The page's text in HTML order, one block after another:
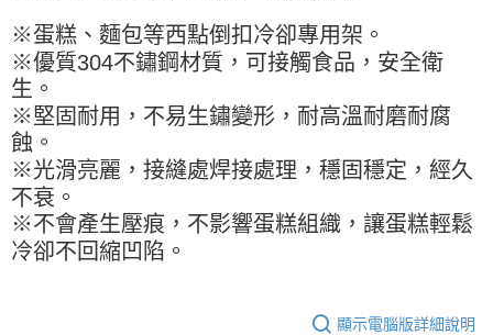
【「AFTEE先享後付」結帳流程】
１．於結帳方式選擇「AFTEE先享後付」後，將跳轉至「AFTEE先享後付」
結帳頁面，進行簡訊認證並確認金額後，即可完成結帳。
２．訂單成立數日內，您將收到繳費通知簡訊。
３．收到繳費通知簡訊後14天內，點擊此簡訊中的連結，可透過四大超商／
ATM／網路銀行／等多元方式進行付款，方視為交易完成。
※ 請注意：結帳手續完成當下不需立刻繳費，但若您需要取消訂單，請聯絡
購買商品的店家。未經商家同意取消之訂單仍視為有效，需透過AFTEE先享
後付繳納相關費用。
※ 交易是否成功請以「AFTEE先享後付 」之結帳頁面顯示為準，若有關於
是否繳費成功／繳費後需取消欲退款等相關疑問，請聯繫「AFTEE先享後付
客戶支援中心」https://netprotections.freshdesk.com/support/home
１．透過由恩沛科技股份有限公司提供之「AFTEE先享後付」服務完成之交
kg
每筆NT$90，滿NT$990(含以上)免運費
付款後全家取貨-重量限制含紙箱10kg，請控制商品重量在9~
9.5kg
每筆NT$90，滿NT$990(含以上)免運費
7-11取貨付款-重量限制含紙箱10kg，請控制商品重量在9~9.5
kg
每筆NT$90，滿NT$990(含以上)免運費
※蛋糕、麵包等西點倒扣冷卻專用架。
※優質304不鏽鋼材質，可接觸食品，安全衛
生。
※堅固耐用，不易生鏽變形，耐高溫耐磨耐腐
蝕。
※光滑亮麗，接縫處焊接處理，穩固穩定，經久
不衰。
※不會產生壓痕，不影響蛋糕組織，讓蛋糕輕鬆
冷卻不回縮凹陷。
顯示電腦版詳細說明